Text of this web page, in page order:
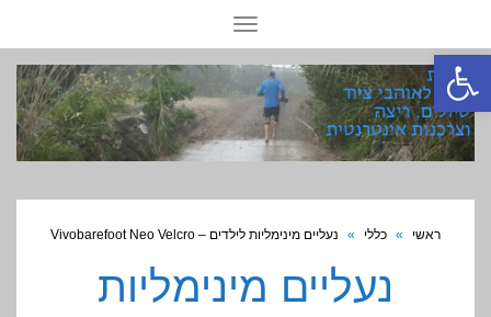
פתח סרגל נגישות
תפריט
ראשי » כללי » נעליים מינימליות לילדים – Vivobarefoot Neo Velcro
נעליים מינימליות